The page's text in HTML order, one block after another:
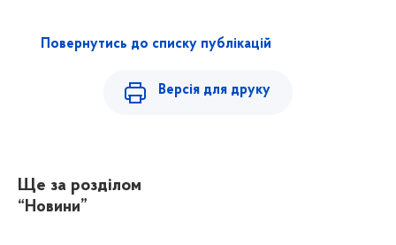
Повернутись до списку публікацій
Версія для друку
Ще за розділом
“Новини”